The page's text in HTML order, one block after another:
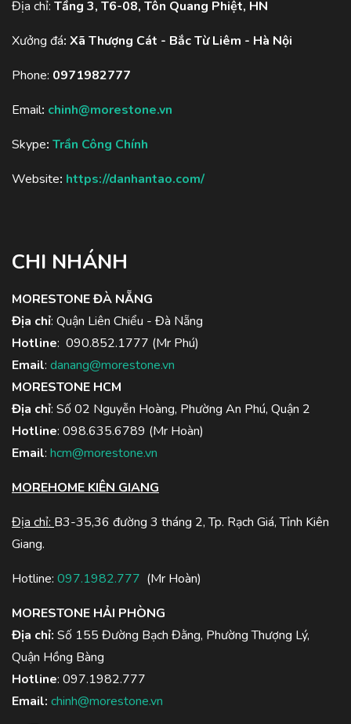
Địa chỉ: Tầng 3, T6-08, Tôn Quang Phiệt, HN
Xưởng đá: Xã Thượng Cát - Bắc Từ Liêm - Hà Nội
Phone: 0971982777
Email: chinh@morestone.vn
Skype: Trần Công Chính
Website: https://danhantao.com/
CHI NHÁNH
MORESTONE ĐÀ NẴNG
Địa chỉ: Quận Liên Chiểu - Đà Nẵng
Hotline: 090.852.1777 (Mr Phú)
Email: danang@morestone.vn
MORESTONE HCM
Địa chỉ: Số 02 Nguyễn Hoàng, Phường An Phú, Quận 2
Hotline: 098.635.6789 (Mr Hoàn)
Email: hcm@morestone.vn
MOREHOME KIÊN GIANG
Địa chỉ: B3-35,36 đường 3 tháng 2, Tp. Rạch Giá, Tỉnh Kiên
Giang.
Hotline: 097.1982.777 (Mr Hoàn)
MORESTONE HẢI PHÒNG
Địa chỉ: Số 155 Đường Bạch Đằng, Phường Thượng Lý,
Quận Hồng Bàng
Hotline: 097.1982.777
Email: chinh@morestone.vn